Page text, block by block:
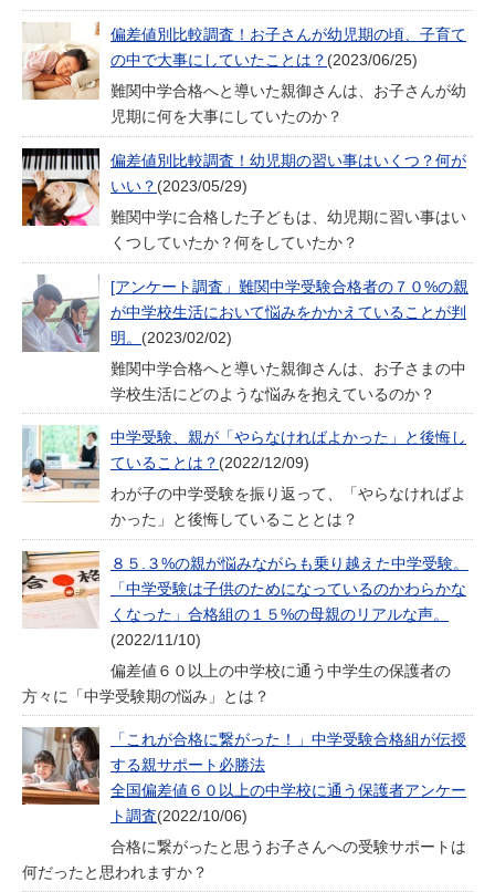
偏差値別比較調査！お子さんが幼児期の頃、子育て
の中で大事にしていたことは？ (2023/06/25)
難関中学合格へと導いた親御さんは、お子さんが幼
児期に何を大事にしていたのか？
偏差値別比較調査！幼児期の習い事はいくつ？何が
いい？ (2023/05/29)
難関中学に合格した子どもは、幼児期に習い事はい
くつしていたか？何をしていたか？
[アンケート調査」難関中学受験合格者の７０%の親
が中学校生活において悩みをかかえていることが判
明。 (2023/02/02)
難関中学合格へと導いた親御さんは、お子さまの中
学校生活にどのような悩みを抱えているのか？
中学受験、親が「やらなければよかった」と後悔し
ていることは？ (2022/12/09)
わが子の中学受験を振り返って、「やらなければよ
かった」と後悔していることとは？
８５.３%の親が悩みながらも乗り越えた中学受験。
「中学受験は子供のためになっているのかわらかな
くなった」合格組の１５%の母親のリアルな声。
(2022/11/10)
偏差値６０以上の中学校に通う中学生の保護者の
方々に「中学受験期の悩み」とは？
「これが合格に繋がった！」中学受験合格組が伝授
する親サポート必勝法
全国偏差値６０以上の中学校に通う保護者アンケー
ト調査(2022/10/06)
合格に繋がったと思うお子さんへの受験サポートは
何だったと思われますか？